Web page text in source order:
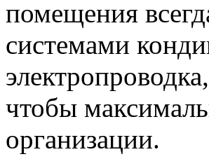
помещения
системами
чтобы
организации.